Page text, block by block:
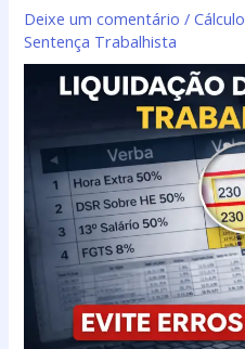
Deixe um comentário /
Sentença Trabalhista